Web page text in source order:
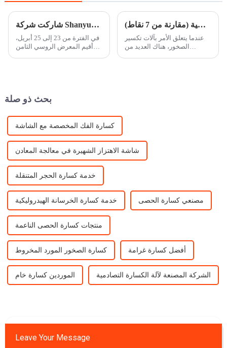
شاركت شركة Shanyue للصناعات الثقيلة في MiningWorld روسيا 2024
في الفترة من 23 إلى 25 أبريل،
أقيم المعرض الروسي الثامن
الكسارة الفكية مقابل الكسارة المخروطية (مقارنة من 7 نقاط)
عندما يتعلق الأمر بآلات تكسير
الصخور، هناك العديد من
بحث ذو صلة
كسارة الفك المخصصة مع الشاشة
شاشة الاهتزاز الشهيرة في معالجة المعادن
خدمة كسارة الحجر المتنقلة
خدمة كسارة الخرسانة الهيدروليكية مصنعي كسارة الحصى
منتجات كسارة الحصى الناعمة
كسارة الصخور المورد المخروط أفضل كسارة غرامة
الموردين كسارة خام الشركة المصنعة لآلة الكسارة التصادمية
Leave Your Message